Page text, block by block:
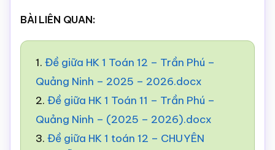
BÀI LIÊN QUAN:
1. Đề giữa HK 1 Toán 12 – Trần Phú –
Quảng Ninh – 2025 – 2026.docx
2. Đề giữa HK 1 Toán 11 – Trần Phú –
Quảng Ninh – (2025 – 2026).docx
3. Đề giữa HK 1 toán 12 – CHUYÊN